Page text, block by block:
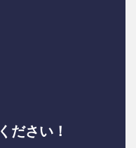
ださい！